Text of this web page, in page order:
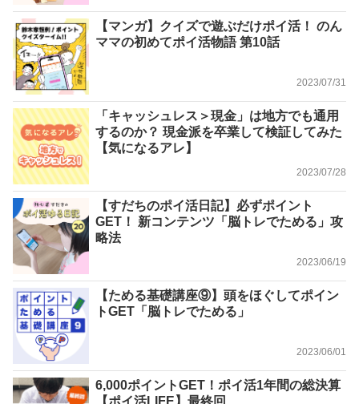
【マンガ】クイズで遊ぶだけポイ活！ のん
ママの初めてポイ活物語 第10話
2023/07/31
「キャッシュレス＞現金」は地方でも通用
するのか？ 現金派を卒業して検証してみた
【気になるアレ】
2023/07/28
【すだちのポイ活日記】必ずポイント
GET！ 新コンテンツ「脳トレでためる」攻
略法
2023/06/19
【ためる基礎講座⑨】頭をほぐしてポイン
トGET「脳トレでためる」
2023/06/01
6,000ポイントGET！ポイ活1年間の総決算
【ポイ活LIFE】最終回